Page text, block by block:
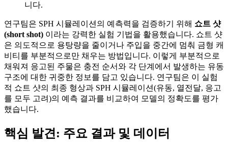
니다.
연구팀은 SPH 시뮬레이션의 예측력을 검증하기 위해 쇼트 샷
(short shot) 이라는 강력한 실험 기법을 활용했습니다. 쇼트 샷
은 의도적으로 용탕량을 줄이거나 주입을 중간에 멈춰 금형 캐
비티를 부분적으로만 채우는 방법입니다. 이렇게 부분적으로
채워져 응고된 주물은 충전 순서와 각 단계에서 발생하는 유동
구조에 대한 귀중한 정보를 담고 있습니다. 연구팀은 이 실험
적 쇼트 샷의 최종 형상과 SPH 시뮬레이션(유동, 열전달, 응고
를 모두 고려)의 예측 결과를 비교하여 모델의 정확도를 평가
했습니다.
핵심 발견: 주요 결과 및 데이터